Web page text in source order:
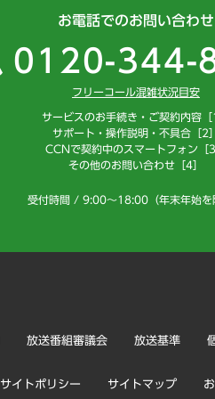
お電話でのお問い合わせ
0120-344-
フリーコール混雑状況目安
サービスのお手続き・ご契約内容［
サポート・操作説明・不具合［2］
CCNで契約中のスマートフォン［3
その他のお問い合わせ［4］
受付時間 / 9:00～18:00（年末年始を
放送番組審議会 放送基準
サイトポリシー サイトマップ